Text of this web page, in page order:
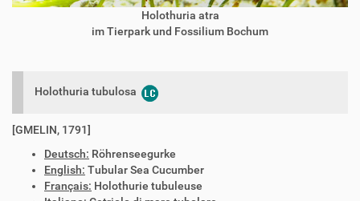
Holothuria atra
im Tierpark und Fossilium Bochum
Holothuria tubulosa
[GMELIN, 1791]
Deutsch: Röhrenseegurke
English: Tubular Sea Cucumber
Français: Holothurie tubuleuse